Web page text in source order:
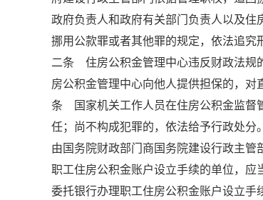
政府负责人和政府有关部门负责人以及
挪用公款罪或者其他罪的规定，依法追
二条 住房公积金管理中心违反财政法
房公积金管理中心向他人提供担保的，
条 国家机关工作人员在住房公积金监督
任；尚不构成犯罪的，依法给予行政
由国务院财政部门商国务院建设行政主
职工住房公积金账户设立手续的单位，应
委托银行办理职工住房公积金账户设